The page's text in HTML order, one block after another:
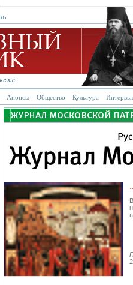
Анонсы Общество Культура